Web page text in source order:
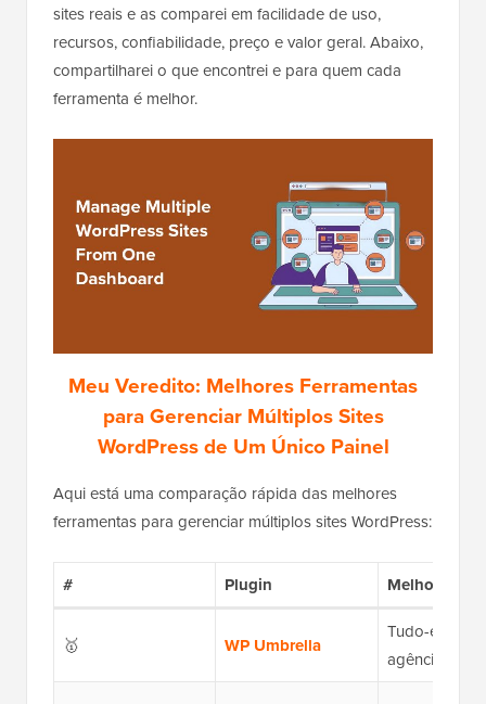
sites reais e as comparei em facilidade de uso,
recursos, confiabilidade, preço e valor geral. Abaixo,
compartilharei o que encontrei e para quem cada
ferramenta é melhor.
Meu Veredito: Melhores Ferramentas
para Gerenciar Múltiplos Sites
WordPress de Um Único Painel
Aqui está uma comparação rápida das melhores
ferramentas para gerenciar múltiplos sites WordPress:
# Plugin Melhor Para
🥇 WP Umbrella
Tudo-em-um
agências